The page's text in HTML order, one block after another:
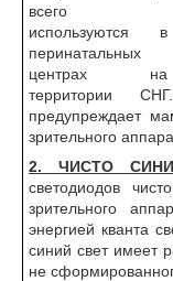
всего
используются в
перинатальных
центрах на
территории
предупреждает
зрительного
2. ЧИСТО
светодиодов
зрительного
энергией кванта
синий свет имеет
не